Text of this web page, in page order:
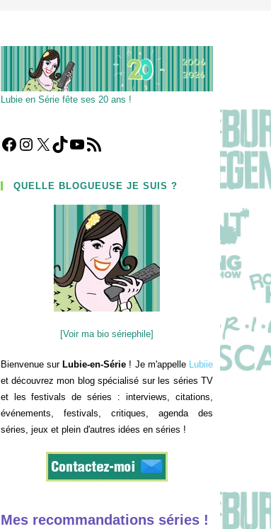
Lubie en Série fête ses 20 ans !
Facebook
Instagram
X TikTokYouTube
Flux RSS
QUELLE BLOGUEUSE JE SUIS ?
[Voir ma bio sériephile]
Bienvenue sur Lubie-en-Série ! Je m'appelle Lubiie
et découvrez mon blog spécialisé sur les séries TV
et les festivals de séries : interviews, citations,
événements, festivals, critiques, agenda des
séries, jeux et plein d'autres idées en séries !
Mes recommandations séries !